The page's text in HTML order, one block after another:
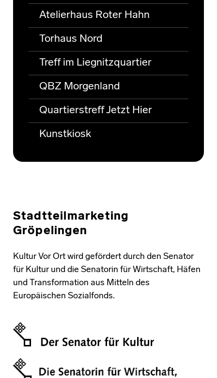
Atelierhaus Roter Hahn
Torhaus Nord
Treff im Liegnitzquartier
QBZ Morgenland
Quartierstreff Jetzt Hier
Kunstkiosk
Stadtteilmarketing
Gröpelingen
Kultur Vor Ort wird gefördert durch den Senator
für Kultur und die Senatorin für Wirtschaft, Häfen
und Transformation aus Mitteln des
Europäischen Sozialfonds.